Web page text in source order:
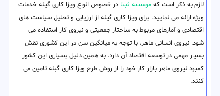
لازم به ذکر است که موسسه ثبتا در خصوص انواع ویزا کاری گینه خدمات
ویژه ارائه می نمایید. برای ویزا کاری گینه از ارزیابی و تحلیل سیاست های
اقتصادی و آمارهای مربوط به ساختار جمعیتی و نیروی کار استفاده می
شود. نیروی انسانی ماهر، با توجه به میانگین سن در این کشوری نقش
بسیار مهمی در توسعه اقتصاد آن دارد. به همین دلیل بسیاری این کشور
کمبود نیروی ماهر بازار کار خود را از روش طرح ویزا کاری گینه تامین می
کنند.